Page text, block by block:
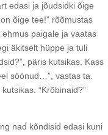
edasi ja jõudsidki õige
õige tee!” rõõmustas
ehmus paigale ja vaatas
äkitselt hüppe ja tuli
päris kutsikas. Kass
söönud…”, vastas ta.
“Krõbinaid?”
nad kõndisid edasi kuni